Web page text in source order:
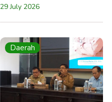
29 July 2026
Daerah